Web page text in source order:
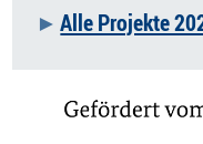
Alle Projekte